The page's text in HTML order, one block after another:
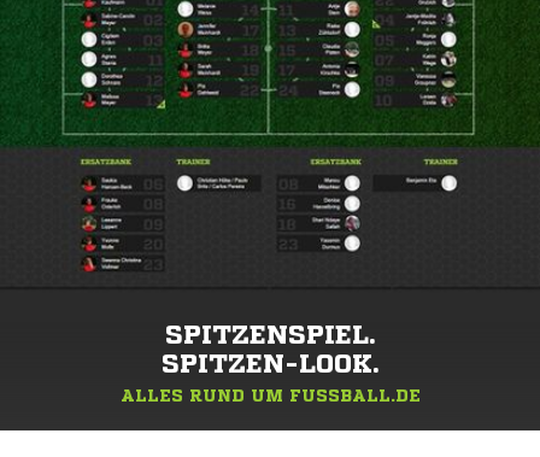
SPITZENSPIEL.
SPITZEN-LOOK.
ALLES RUND UM FUSSBALL.DE